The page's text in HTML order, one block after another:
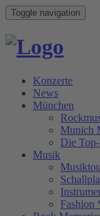
Toggle navigation
Konzerte
News
München
Munich
Die
Musik
Fashion